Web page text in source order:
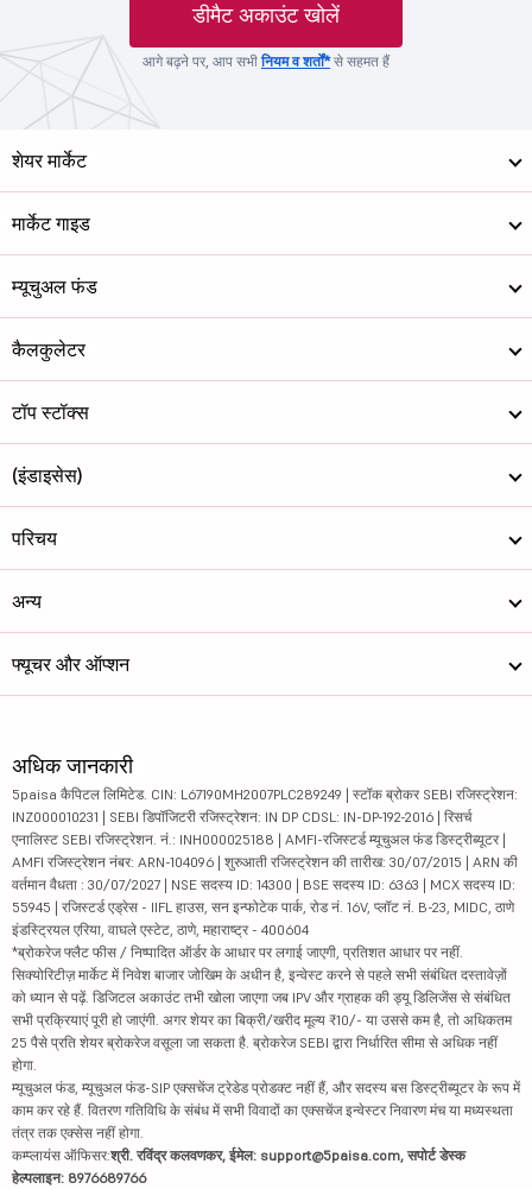
डीमैट अकाउंट खोलें
आगे बढ़ने पर, आप सभीनियम व शर्तों*से सहमत हैं
शेयर मार्केट
मार्केट गाइड
म्यूचुअल फंड
कैलकुलेटर
टॉप स्टॉक्स
(इंडाइसेस)
परिचय
अन्य
फ्यूचर और ऑप्शन
अधिक जानकारी
5paisa कैपिटल लिमिटेड. CIN: L67190MH2007PLC289249 | स्टॉक ब्रोकर SEBI रजिस्ट्रेशन:
INZ000010231 | SEBI डिपॉजिटरी रजिस्ट्रेशन: IN DP CDSL: IN-DP-192-2016 | रिसर्च
एनालिस्ट SEBI रजिस्ट्रेशन. नं.: INH000025188 | AMFI-रजिस्टर्ड म्यूचुअल फंड डिस्ट्रीब्यूटर |
AMFI रजिस्ट्रेशन नंबर: ARN-104096 | शुरुआती रजिस्ट्रेशन की तारीख: 30/07/2015 | ARN की
वर्तमान वैधता : 30/07/2027 | NSE सदस्य ID: 14300 | BSE सदस्य ID: 6363 | MCX सदस्य ID:
55945 | रजिस्टर्ड एड्रेस - IIFL हाउस, सन इन्फोटेक पार्क, रोड नं. 16V, प्लॉट नं. B-23, MIDC, ठाणे
इंडस्ट्रियल एरिया, वाघले एस्टेट, ठाणे, महाराष्ट्र - 400604
*ब्रोकरेज फ्लैट फीस / निष्पादित ऑर्डर के आधार पर लगाई जाएगी, प्रतिशत आधार पर नहीं.
सिक्योरिटीज़ मार्केट में निवेश बाजार जोखिम के अधीन है, इन्वेस्ट करने से पहले सभी संबंधित दस्तावेज़ों
को ध्यान से पढ़ें. डिजिटल अकाउंट तभी खोला जाएगा जब IPV और ग्राहक की ड्यू डिलिजेंस से संबंधित
सभी प्रक्रियाएं पूरी हो जाएंगी. अगर शेयर का बिक्री/खरीद मूल्य ₹10/- या उससे कम है, तो अधिकतम
25 पैसे प्रति शेयर ब्रोकरेज वसूला जा सकता है. ब्रोकरेज SEBI द्वारा निर्धारित सीमा से अधिक नहीं
होगा.
म्यूचुअल फंड, म्यूचुअल फंड-SIP एक्सचेंज ट्रेडेड प्रोडक्ट नहीं हैं, और सदस्य बस डिस्ट्रीब्यूटर के रूप में
काम कर रहे हैं. वितरण गतिविधि के संबंध में सभी विवादों का एक्सचेंज इन्वेस्टर निवारण मंच या मध्यस्थता
तंत्र तक एक्सेस नहीं होगा.
कम्प्लायंस ऑफिसर:श्री. रविंद्र कलवणकर, ईमेल: support@5paisa.com, सपोर्ट डेस्क
हेल्पलाइन: 8976689766